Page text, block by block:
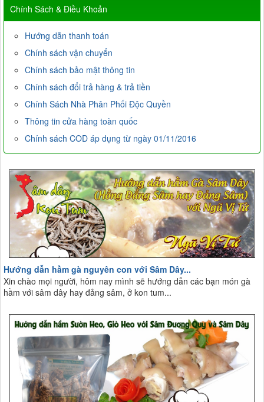
Chính Sách & Điều Khoản
Hướng dẫn thanh toán
Chính sách vận chuyển
Chính sách bảo mật thông tin
Chính sách đổi trả hàng & trả tiền
Chính Sách Nhà Phân Phối Độc Quyền
Thông tin cửa hàng toàn quốc
Chính sách COD áp dụng từ ngày 01/11/2016
Hướng dẫn hầm gà nguyên con với Sâm Dây...
Xin chào mọi người, hôm nay mình sẽ hướng dẫn các bạn món gà
hầm với sâm dây hay đảng sâm, ở kon tum...